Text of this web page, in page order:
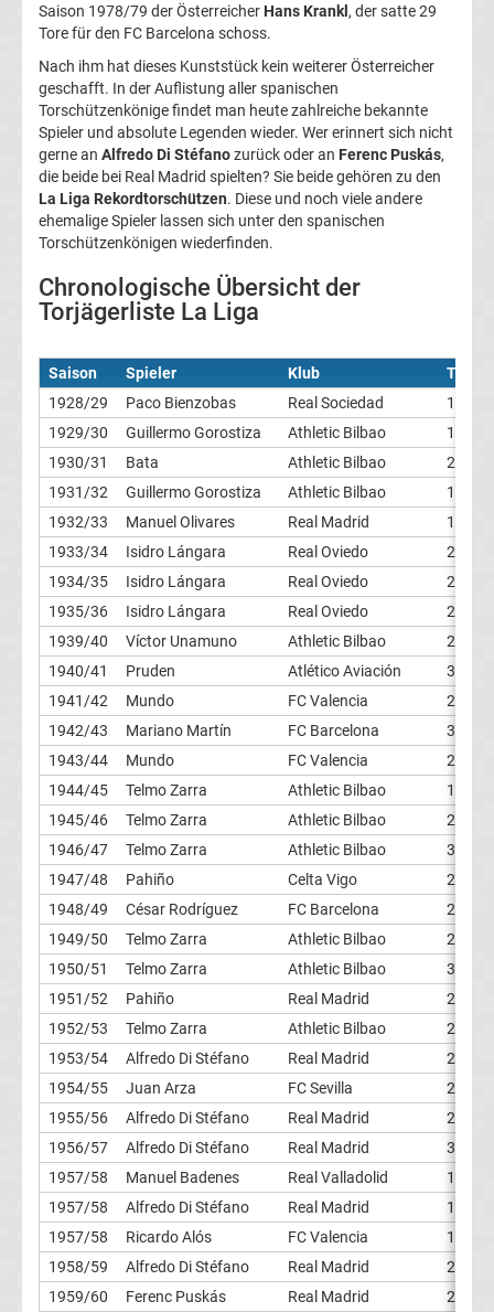
Ergebnisse
Liga
Ergebnisse
3.
Liga
DFB-
Pokal
Ergebnisse
Champions
League
Tabelle
Champions
League
Ergebnisse
Europa
League
Tabelle
Europa
League
Ergebnisse
Conference
League
Saison 1978/79 der Österreicher Hans Krankl, der satte 29
Tore für den FC Barcelona schoss.
Nach ihm hat dieses Kunststück kein weiterer Österreicher
geschafft. In der Auflistung aller spanischen
Torschützenkönige findet man heute zahlreiche bekannte
Spieler und absolute Legenden wieder. Wer erinnert sich nicht
gerne an Alfredo Di Stéfanozurück oder an Ferenc Puskás,
die beide bei Real Madrid spielten? Sie beide gehören zu den
La Liga Rekordtorschützen. Diese und noch viele andere
ehemalige Spieler lassen sich unter den spanischen
Torschützenkönigen wiederfinden.
Chronologische Übersicht der
Torjägerliste La Liga
Saison Spieler Klub
Tore
1928/29
Paco Bienzobas Real Sociedad
14
1929/30
Guillermo Gorostiza Athletic Bilbao
19
1930/31
Bata Athletic Bilbao
27
1931/32
Guillermo Gorostiza Athletic Bilbao
12
1932/33
Manuel Olivares Real Madrid
16
1933/34
Isidro Lángara Real Oviedo
27
1934/35
Isidro Lángara Real Oviedo
26
1935/36
Isidro Lángara Real Oviedo
27
1939/40
Víctor Unamuno Athletic Bilbao
20
1940/41
Pruden Atlético Aviación
30
1941/42
Mundo FC Valencia
27
1942/43
Mariano Martín FC Barcelona
32
1943/44
Mundo FC Valencia
27
1944/45
Telmo Zarra Athletic Bilbao
19
1945/46
Telmo Zarra Athletic Bilbao
24
1946/47
Telmo Zarra Athletic Bilbao
34
1947/48
Pahiño Celta Vigo
23
1948/49
César Rodríguez FC Barcelona
28
1949/50
Telmo Zarra Athletic Bilbao
25
1950/51
Telmo Zarra Athletic Bilbao
38
1951/52
Pahiño Real Madrid
28
1952/53
Telmo Zarra Athletic Bilbao
24
1953/54
Alfredo Di Stéfano Real Madrid
27
1954/55
Juan Arza FC Sevilla
28
1955/56
Alfredo Di Stéfano Real Madrid
24
1956/57
Alfredo Di Stéfano Real Madrid
31
1957/58
Manuel Badenes Real Valladolid
19
1957/58
Alfredo Di Stéfano Real Madrid
19
1957/58
Ricardo Alós FC Valencia
19
1958/59
Alfredo Di Stéfano Real Madrid
23
1959/60
Ferenc Puskás Real Madrid 26